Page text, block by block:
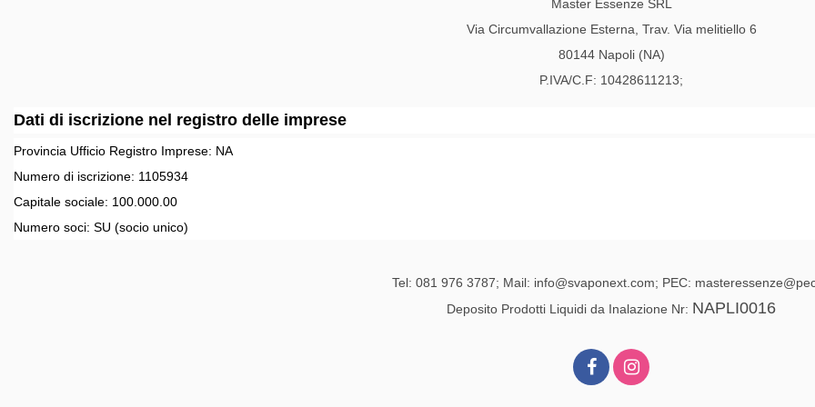
Master Essenze SRL
Via Circumvallazione Esterna, Trav. Via melitiello 6
80144 Napoli (NA)
P.IVA/C.F: 10428611213;
Dati di iscrizione nel registro delle imprese
Provincia Ufficio Registro Imprese: NA
Numero di iscrizione: 1105934
Capitale sociale: 100.000.00
Numero soci: SU (socio unico)
Tel: 081 976 3787; Mail: info@svaponext.com; PEC:
Deposito Prodotti Liquidi da Inalazione Nr: NAPLI0016